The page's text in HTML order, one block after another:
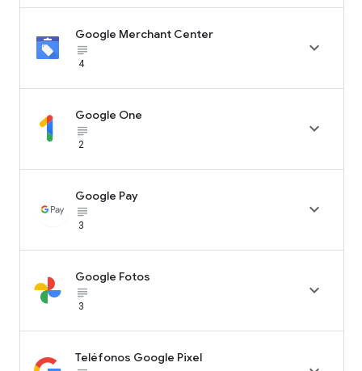
Google Merchant Center
subject_black
4

Google One
subject_black
2

Google Pay
subject_black
3

Google Fotos
subject_black
3

Teléfonos Google Pixel